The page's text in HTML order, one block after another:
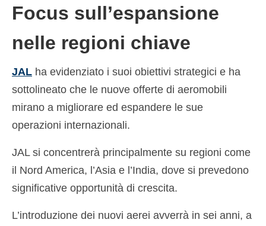
Focus sull’espansione
nelle regioni chiave
JAL ha evidenziato i suoi obiettivi strategici e ha
sottolineato che le nuove offerte di aeromobili
mirano a migliorare ed espandere le sue
operazioni internazionali.
JAL si concentrerà principalmente su regioni come
il Nord America, l’Asia e l’India, dove si prevedono
significative opportunità di crescita.
L’introduzione dei nuovi aerei avverrà in sei anni, a